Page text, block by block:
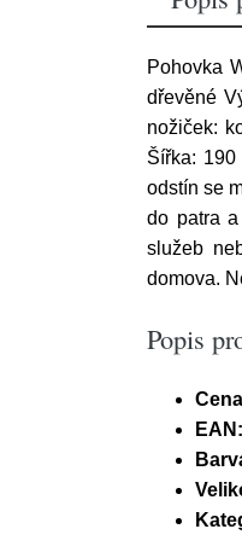
Pohovka
dřevěné
nožiček:
Šířka:
odstín se
do patra
služeb
domova.
Popis
EAN: